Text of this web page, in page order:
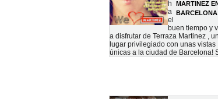
MARTINEZ EN
BARCELONA
h
a
el
buen tiempo y
a disfrutar de Terraza Martinez , un
lugar privilegiado con unas vistas
únicas a la ciudad de Barcelona!